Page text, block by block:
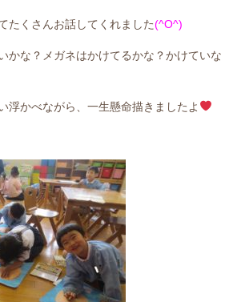
たくさんお話してくれました(^O^)
かな？メガネはかけてるかな？かけていな
浮かべながら、一生懸命描きましたよ